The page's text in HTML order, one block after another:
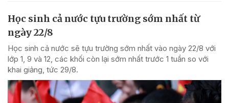
Học sinh cả nước tựu trường sớm nhất từ
ngày 22/8
Học sinh cả nước sẽ tựu trường sớm nhất vào ngày 22/8 với
lớp 1, 9 và 12, các khối còn lại sớm nhất trước 1 tuần so với
khai giảng, tức 29/8.